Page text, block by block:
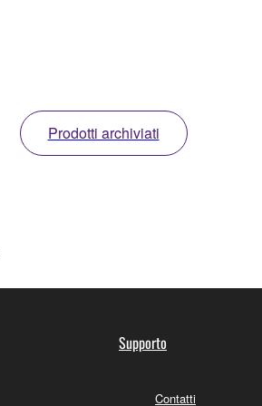
Prodotti archiviati
Supporto
Contatti